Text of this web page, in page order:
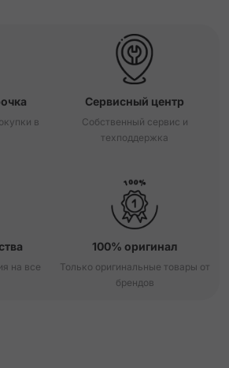
в
Сервисный центр
Собственный сервис и
техподдержка
на все
100% оригинал
Только оригинальные товары от
брендов